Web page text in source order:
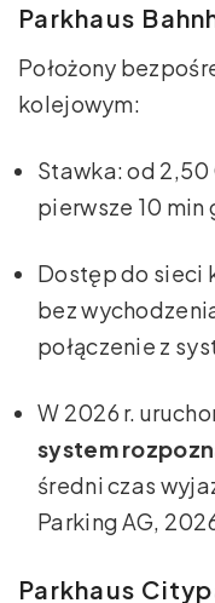
Parkhaus
Położony
kolejowym:
Stawka: od 2,50
pierwsze 10 min
Dostęp do sieci
bez
połączenie z
W 2026 r.
system
średni czas
Parking AG,
Parkhaus